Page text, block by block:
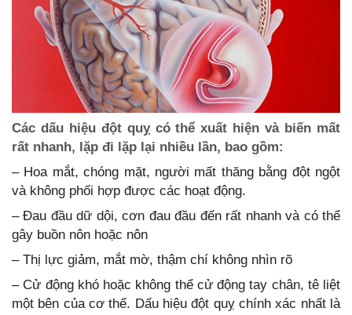
Các dấu hiệu đột quỵ có thể xuất hiện và biến mất
rất nhanh, lặp đi lặp lại nhiều lần, bao gồm:
– Hoa mắt, chóng mặt, người mất thăng bằng đột ngột
và không phối hợp được các hoạt động.
– Đau đầu dữ dội, cơn đau đầu đến rất nhanh và có thể
gây buồn nôn hoặc nôn
– Thị lực giảm, mắt mờ, thậm chí không nhìn rõ
– Cử động khó hoặc không thể cử động tay chân, tê liệt
một bên của cơ thể. Dấu hiệu đột quỵ chính xác nhất là